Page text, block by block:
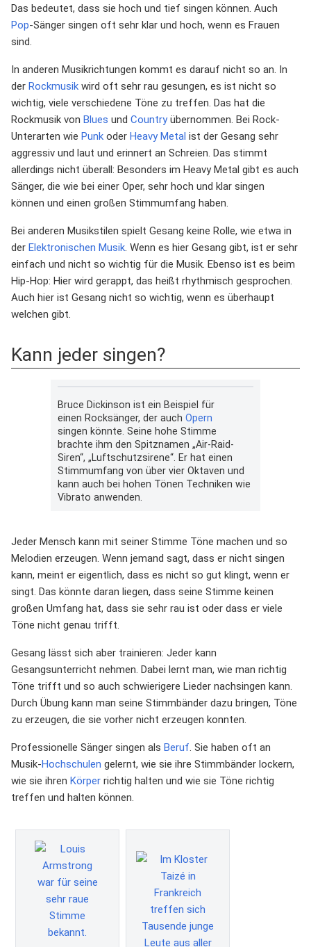
Das bedeutet, dass sie hoch und tief singen können. Auch
Pop-Sänger singen oft sehr klar und hoch, wenn es Frauen
sind.
In anderen Musikrichtungen kommt es darauf nicht so an. In
der Rockmusik wird oft sehr rau gesungen, es ist nicht so
wichtig, viele verschiedene Töne zu treffen. Das hat die
Rockmusik von Blues und Countryübernommen. Bei Rock-
Unterarten wie Punk oder Heavy Metal ist der Gesang sehr
aggressiv und laut und erinnert an Schreien. Das stimmt
allerdings nicht überall: Besonders im Heavy Metal gibt es auch
Sänger, die wie bei einer Oper, sehr hoch und klar singen
können und einen großen Stimmumfang haben.
Bei anderen Musikstilen spielt Gesang keine Rolle, wie etwa in
der Elektronischen Musik . Wenn es hier Gesang gibt, ist er sehr
einfach und nicht so wichtig für die Musik. Ebenso ist es beim
Hip-Hop: Hier wird gerappt, das heißt rhythmisch gesprochen.
Auch hier ist Gesang nicht so wichtig, wenn es überhaupt
welchen gibt.
Kann jeder singen?
Bruce Dickinson ist ein Beispiel für
einen Rocksänger, der auch Opern
singen könnte. Seine hohe Stimme
brachte ihm den Spitznamen „Air-Raid-
Siren“, „Luftschutzsirene“. Er hat einen
Stimmumfang von über vier Oktaven und
kann auch bei hohen Tönen Techniken wie
Vibrato anwenden.
Jeder Mensch kann mit seiner Stimme Töne machen und so
Melodien erzeugen. Wenn jemand sagt, dass er nicht singen
kann, meint er eigentlich, dass es nicht so gut klingt, wenn er
singt. Das könnte daran liegen, dass seine Stimme keinen
großen Umfang hat, dass sie sehr rau ist oder dass er viele
Töne nicht genau trifft.
Gesang lässt sich aber trainieren: Jeder kann
Gesangsunterricht nehmen. Dabei lernt man, wie man richtig
Töne trifft und so auch schwierigere Lieder nachsingen kann.
Durch Übung kann man seine Stimmbänder dazu bringen, Töne
zu erzeugen, die sie vorher nicht erzeugen konnten.
Professionelle Sänger singen als Beruf. Sie haben oft an
Musik-Hochschulen gelernt, wie sie ihre Stimmbänder lockern,
wie sie ihren Körper richtig halten und wie sie Töne richtig
treffen und halten können.